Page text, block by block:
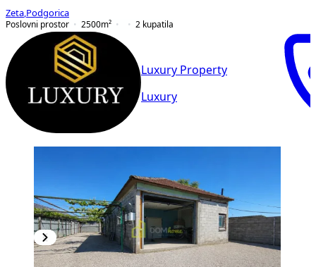
Zeta Podgorica
Poslovni prostor
2500m² 2 kupatila
Luxury Property
Luxury